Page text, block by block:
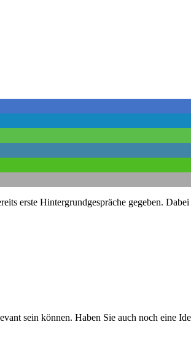
erste Hintergrundgespräche gegeben.
sein können. Haben Sie auch noch eine